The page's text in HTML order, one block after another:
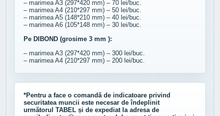
– marimea A3 (297*420 mm) – 70 lei/buc.
– marimea A4 (210*297 mm) – 50 lei/buc.
– marimea A5 (148*210 mm) – 40 lei/buc.
– marimea A6 (105*148 mm) – 30 lei/buc.
Pe DIBOND (grosime 3 mm ):
– marimea A3 (297*420 mm) – 300 lei/buc.
– marimea A4 (210*297 mm) – 200 lei/buc.
*Pentru a face o comandă de indicatoare privind
securitatea muncii este necesar de îndeplinit
următorul TABEL și de expediat la adresa de